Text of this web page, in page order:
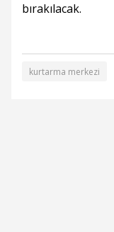
bırakılacak.
kurtarma merkezi